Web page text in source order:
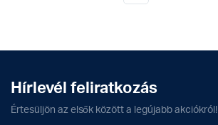
Hírlevél feliratkozás
Értesüljön az elsők között a legújabb akciókról!